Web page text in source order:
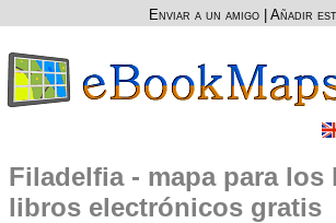
Enviar a un amigo Añadir
Filadelfia - mapa para los
libros electrónicos gratis